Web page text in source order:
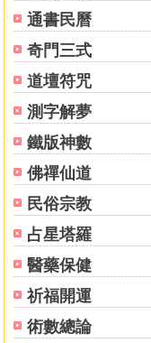
通書民曆
奇門三式
道壇符咒
測字解夢
鐵版神數
佛禪仙道
民俗宗教
占星塔羅
醫藥保健
祈福開運
術數總論
澤雷隨
山風蠱
地澤臨
風地觀
火雷噬嗑
山火賁
山地剝
地雷復
天雷旡妄
山天大畜
山雷頤
澤風大過
坎為水
離為火
澤山咸
雷風恒